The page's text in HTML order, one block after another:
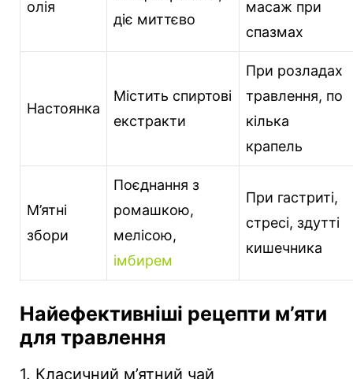
олія
діє миттєво
масаж при
спазмах
Настоянка
Містить спиртові
екстракти
При розладах
травлення, по
кілька
крапель
М’ятні
збори
Поєднання з
ромашкою,
мелісою,
імбирем
При гастриті,
стресі, здутті
кишечника
Найефективніші рецепти м’яти
для травлення
1. Класичний м’ятний чай